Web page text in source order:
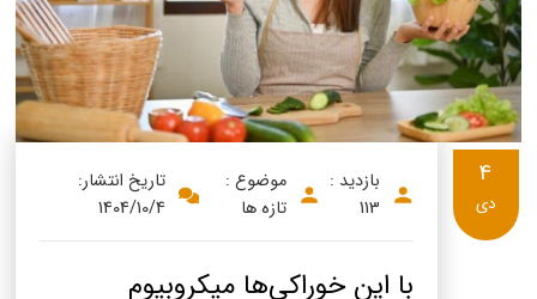
بازدید :
113
موضوع :
تازه ها
تاریخ انتشار:
1404/10/4
با این خوراکی‌ها میکروبیوم
4
دی